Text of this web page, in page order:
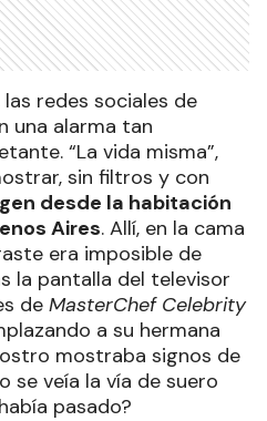
redes sociales de
una alarma tan
“La vida misma”,
sin filtros y con
desde la habitación
Aires. Allí, en la cama
era imposible de
la pantalla del televisor
de MasterChef Celebrity
a su hermana
mostraba signos de
se veía la vía de suero
pasado?